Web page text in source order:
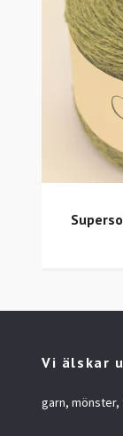
Vi älskar
garn, mönster,